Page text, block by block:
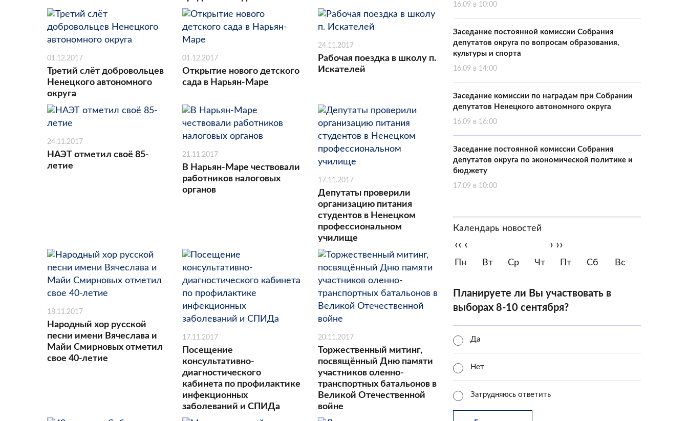
01.12.2017
Третий слёт добровольцев
Ненецкого автономного
округа
01.12.2017
Открытие нового детского
сада в Нарьян-Маре
24.11.2017
Рабочая поездка в школу п.
Искателей
24.11.2017
НАЭТ отметил своё 85-
летие
21.11.2017
В Нарьян-Маре чествовали
работников налоговых
органов
17.11.2017
Депутаты проверили
организацию питания
студентов в Ненецком
профессиональном
училище
18.11.2017
Народный хор русской
песни имени Вячеслава и
Майи Смирновых отметил
свое 40-летие
17.11.2017
Посещение
консультативно-
диагностического
кабинета по профилактике
инфекционных
заболеваний и СПИДа
20.11.2017
Торжественный митинг,
посвящённый Дню памяти
участников оленно-
транспортных батальонов в
Великой Отечественной
войне
16.09 в 10:00
Заседание постоянной комиссии Собрания
депутатов округа по вопросам образования,
культуры и спорта
16.09 в 14:00
Заседание комиссии по наградам при Собрании
депутатов Ненецкого автономного округа
16.09 в 16:00
Заседание постоянной комиссии Собрания
депутатов округа по экономической политике и
бюджету
17.09 в 10:00
Календарь новостей
‹‹ ‹ › ››
Пн Вт Ср Чт Пт Сб Вс
Планируете ли Вы участвовать в
выборах 8-10 сентября?
Да
Нет
Затрудняюсь ответить